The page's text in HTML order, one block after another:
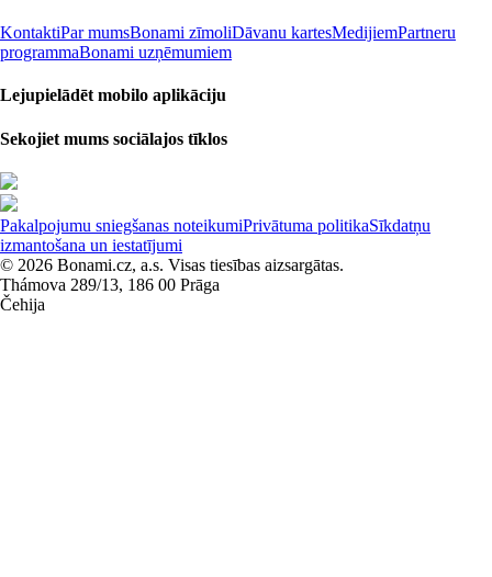
KontaktiPar mumsBonami zīmoliDāvanu kartesMedijiemPartneru
programmaBonami uzņēmumiem
Lejupielādēt mobilo aplikāciju
Sekojiet mums sociālajos tīklos
Pakalpojumu sniegšanas noteikumiPrivātuma politikaSīkdatņu
izmantošana un iestatījumi
© 2026 Bonami.cz, a.s. Visas tiesības aizsargātas.
Thámova 289/13, 186 00 Prāga
Čehija